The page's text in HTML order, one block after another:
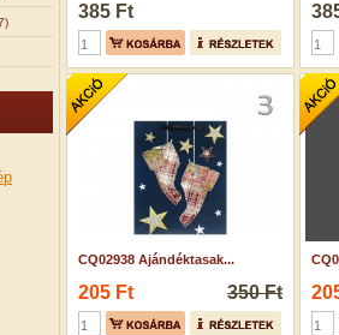
385 Ft
CQ02938 Ajándéktasak...
205 Ft 350 Ft